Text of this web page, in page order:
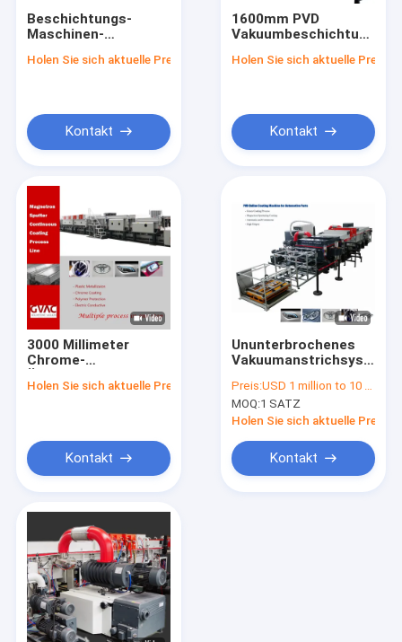
Produkte
Über uns
Fabrik-Ausflug
Beschichtungs-
Maschinen-
Vakuum, dasfür
Holen Sie sich aktuelle Preis
Kontakt
1600mm PVD
Vakuumbeschichtungs-
Magnetron, das
spritzt
Holen Sie sich aktuelle Preis
Kontakt
3000 Millimeter
Chrome-
Edelstahl-
Holen Sie sich aktuelle Preis
Kontakt
Ununterbrochenes
Vakuumanstrichsystem-
Maschinen-Hersteller
spritzt
Preis:USD 1 million to 10 million
MOQ:1 SATZ
Holen Sie sich aktuelle Preis
Kontakt